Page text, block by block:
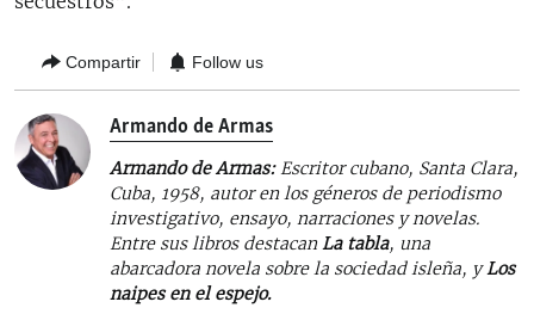
Compartir Follow us
Armando de Armas
Armando de Armas:Escritor cubano, Santa Clara,
Cuba, 1958, autor en los géneros de periodismo
investigativo, ensayo, narraciones y novelas.
Entre sus libros destacanLa tabla, una
abarcadora novela sobre la sociedad isleña, yLos
naipes en el espejo.